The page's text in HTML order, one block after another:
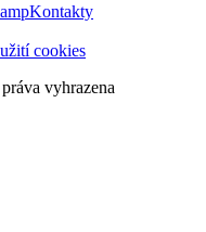
Kontakty
cookies
vyhrazena